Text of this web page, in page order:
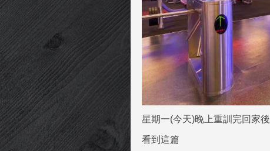
星期一(今天)晚上重訓完回家後
看到這篇